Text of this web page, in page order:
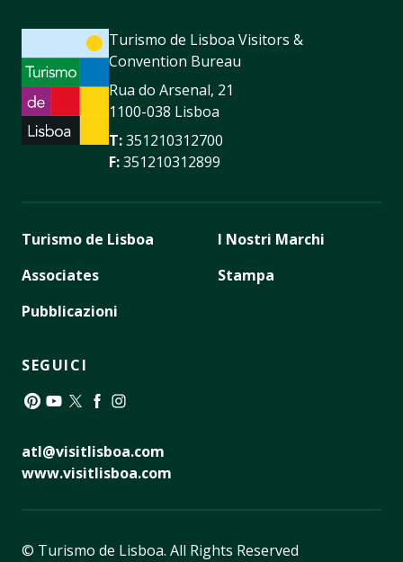
Turismo de Lisboa Visitors &
Convention Bureau
Rua do Arsenal, 21
1100-038 Lisboa
T:351210312700
F:351210312899
Turismo de Lisboa
Associates
Pubblicazioni
I Nostri Marchi
Stampa
SEGUICI
atl@visitlisboa.com
www.visitlisboa.com
© Turismo de Lisboa. All Rights Reserved